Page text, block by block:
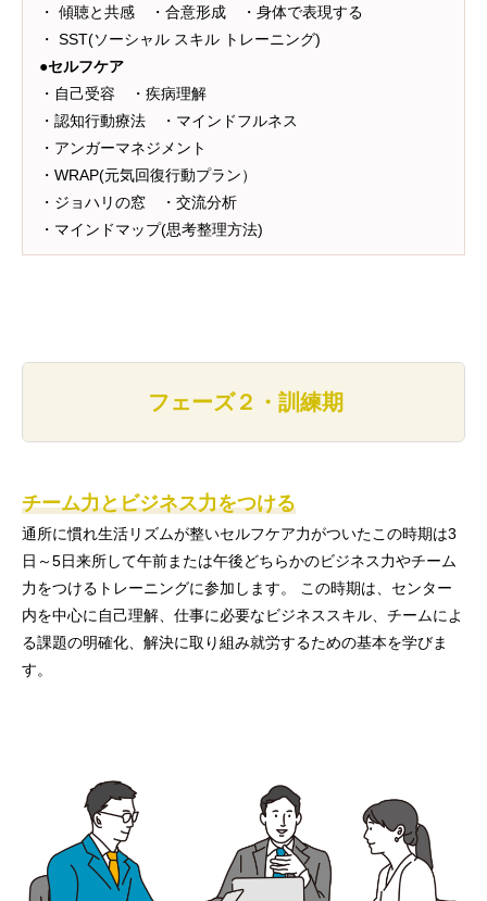
・ 傾聴と共感 ・合意形成 ・身体で表現する
・ SST(ソーシャル スキル トレーニング)
●セルフケア
・自己受容 ・疾病理解
・認知行動療法 ・マインドフルネス
・アンガーマネジメント
・WRAP(元気回復行動プラン）
・ジョハリの窓 ・交流分析
・マインドマップ(思考整理方法)
フェーズ２・訓練期
チーム力とビジネス力をつける
通所に慣れ生活リズムが整いセルフケア力がついたこの時期は3
日～5日来所して午前または午後どちらかのビジネス力やチーム
力をつけるトレーニングに参加します。 この時期は、センター
内を中心に自己理解、仕事に必要なビジネススキル、チームによ
る課題の明確化、解決に取り組み就労するための基本を学びま
す。